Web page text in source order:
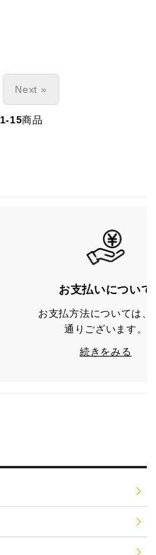
Next »
1-15商品
お支払いについて
お支払方法については、
通りございます。
続きをみる